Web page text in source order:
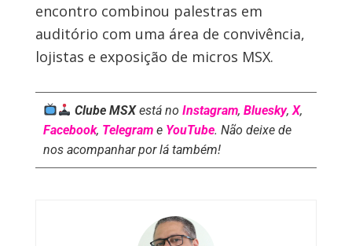
encontro combinou palestras em
auditório com uma área de convivência,
lojistas e exposição de micros MSX.
Clube MSXestá noInstagram,Bluesky,X,
Facebook, Telegrame YouTube. Não deixe de
nos acompanhar por lá também!